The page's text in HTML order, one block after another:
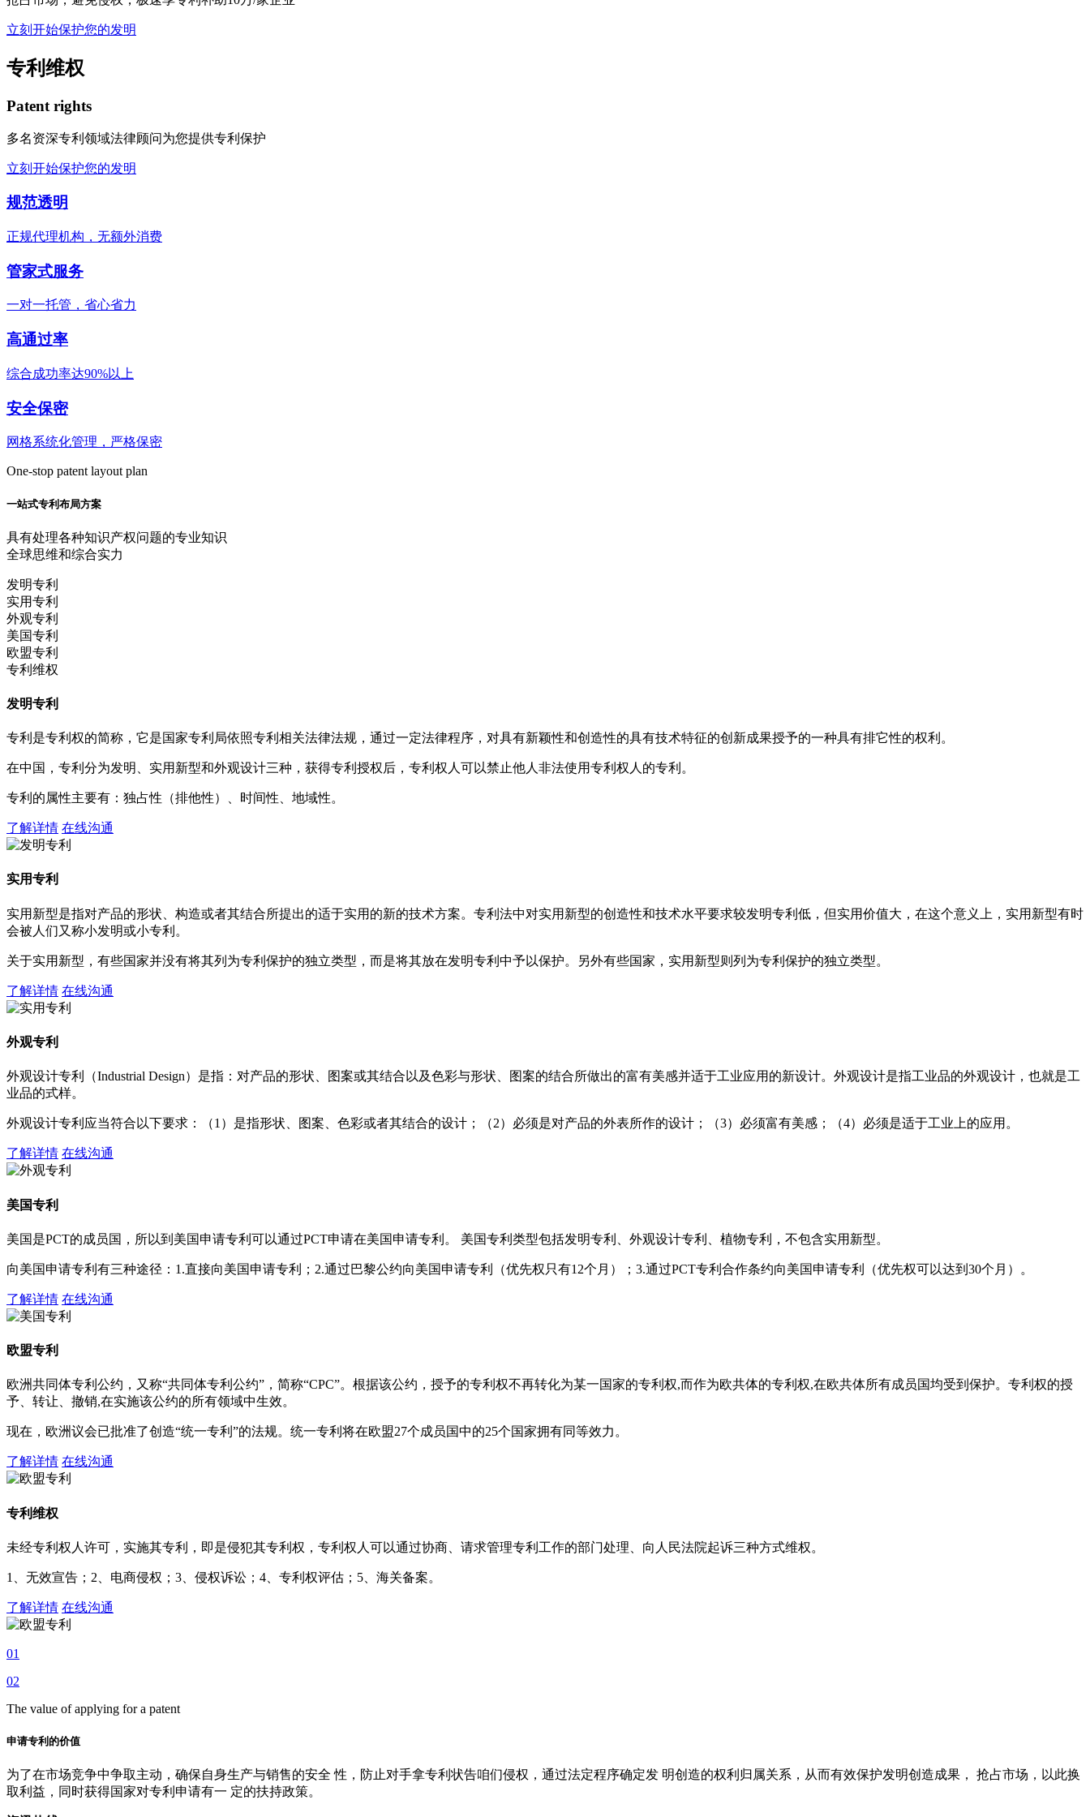
立刻开始保护您的发明
专利维权
Patent rights
多名资深专利领域法律顾问为您提供专利保护
立刻开始保护您的发明
规范透明
正规代理机构，无额外消费
管家式服务
一对一托管，省心省力
高通过率
综合成功率达90%以上
安全保密
网格系统化管理，严格保密
One-stop patent layout plan
一站式专利布局方案
具有处理各种知识产权问题的专业知识
全球思维和综合实力
发明专利
实用专利
外观专利
美国专利
欧盟专利
专利维权
发明专利
专利是专利权的简称，它是国家专利局依照专利相关法律法规，通过一定法律程序，对具有新颖性和创造性的具有技术特征的创新成果授予的一种具有排它性的权利。
在中国，专利分为发明、实用新型和外观设计三种，获得专利授权后，专利权人可以禁止他人非法使用专利权人的专利。
专利的属性主要有：独占性（排他性）、时间性、地域性。
了解详情 在线沟通
实用专利
实用新型是指对产品的形状、构造或者其结合所提出的适于实用的新的技术方案。专利法中对实用新型的创造性和技术水平要求较发明专利低，但实用价值大，在这个意义上，实用新型有时
会被人们又称小发明或小专利。
关于实用新型，有些国家并没有将其列为专利保护的独立类型，而是将其放在发明专利中予以保护。另外有些国家，实用新型则列为专利保护的独立类型。
了解详情 在线沟通
外观专利
外观设计专利（Industrial Design）是指：对产品的形状、图案或其结合以及色彩与形状、图案的结合所做出的富有美感并适于工业应用的新设计。外观设计是指工业品的外观设计，也就是工
业品的式样。
外观设计专利应当符合以下要求：（1）是指形状、图案、色彩或者其结合的设计；（2）必须是对产品的外表所作的设计；（3）必须富有美感；（4）必须是适于工业上的应用。
了解详情 在线沟通
美国专利
美国是PCT的成员国，所以到美国申请专利可以通过PCT申请在美国申请专利。 美国专利类型包括发明专利、外观设计专利、植物专利，不包含实用新型。
向美国申请专利有三种途径：1.直接向美国申请专利；2.通过巴黎公约向美国申请专利（优先权只有12个月）；3.通过PCT专利合作条约向美国申请专利（优先权可以达到30个月）。
了解详情 在线沟通
欧盟专利
欧洲共同体专利公约，又称“共同体专利公约”，简称“CPC”。根据该公约，授予的专利权不再转化为某一国家的专利权,而作为欧共体的专利权,在欧共体所有成员国均受到保护。专利权的授
予、转让、撤销,在实施该公约的所有领域中生效。
现在，欧洲议会已批准了创造“统一专利”的法规。统一专利将在欧盟27个成员国中的25个国家拥有同等效力。
了解详情 在线沟通
专利维权
未经专利权人许可，实施其专利，即是侵犯其专利权，专利权人可以通过协商、请求管理专利工作的部门处理、向人民法院起诉三种方式维权。
1、无效宣告；2、电商侵权；3、侵权诉讼；4、专利权评估；5、海关备案。
了解详情 在线沟通
01
02
The value of applying for a patent
申请专利的价值
为了在市场竞争中争取主动，确保自身生产与销售的安全 性，防止对手拿专利状告咱们侵权，通过法定程序确定发 明创造的权利归属关系，从而有效保护发明创造成果， 抢占市场，以此换
取利益，同时获得国家对专利申请有一 定的扶持政策。